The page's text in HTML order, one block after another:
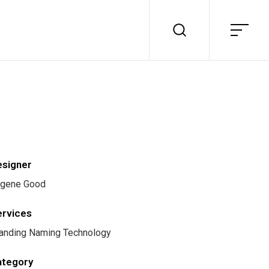
Good
Naming Technology